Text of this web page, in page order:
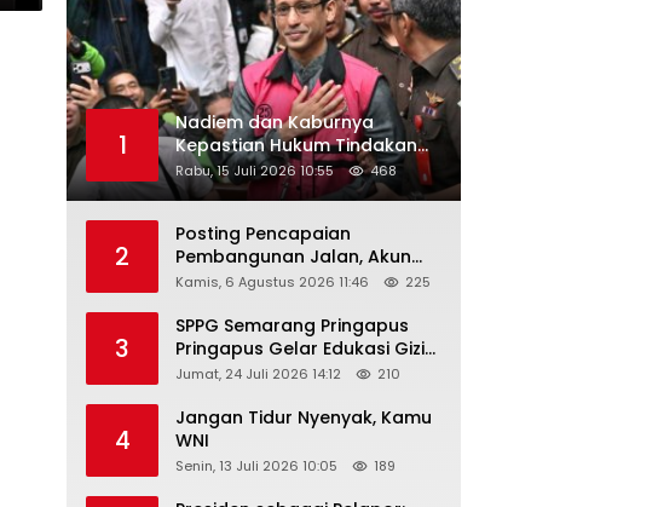
1
Nadiem dan Kaburnya
Kepastian Hukum Tindakan
Pejabat Publik
Rabu, 15 Juli 2026 10:55 468
2
Posting Pencapaian
Pembangunan Jalan, Akun
Facebook Pemerintah
“Dirujak” Warganet
Kamis, 6 Agustus 2026 11:46 225
3
SPPG Semarang Pringapus
Pringapus Gelar Edukasi Gizi
di PAUD Bina Balita Peringati
Jumat, 24 Juli 2026 14:12 210
4
Jangan Tidur Nyenyak, Kamu
WNI
Senin, 13 Juli 2026 10:05 189